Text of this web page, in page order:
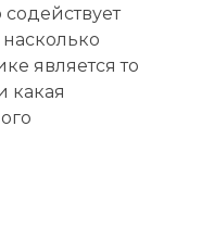
является то
какая